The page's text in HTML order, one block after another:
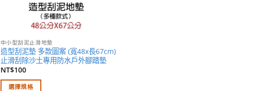
中小型刮泥止滑地墊
造型刮泥墊 多款圖案 (寬48x長67cm)
止滑刮除沙土專用防水戶外腳踏墊
NT$100
選擇規格